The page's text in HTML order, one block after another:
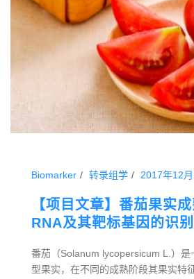
Biomarker 转录组学 2017年12月
【项目文章】番茄果实
RNA及其靶标基因的识别
番茄（Solanum lycopersicum L.）是
型果实，在不同的成熟阶段其果实特